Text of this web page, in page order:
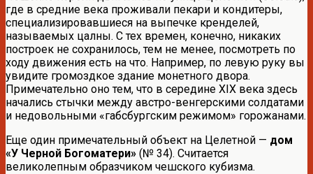
где в средние века проживали пекари и кондитеры,
специализировавшиеся на выпечке кренделей,
называемых цалны. С тех времен, конечно, никаких
построек не сохранилось, тем не менее, посмотреть по
ходу движения есть на что. Например, по левую руку вы
увидите громоздкое здание монетного двора.
Примечательно оно тем, что в середине XIX века здесь
начались стычки между австро-венгерскими солдатами
и недовольными «габсбургским режимом» горожанами.
Еще один примечательный объект на Целетной — дом
«У Черной Богоматери» (№ 34). Считается
великолепным образчиком чешского кубизма.